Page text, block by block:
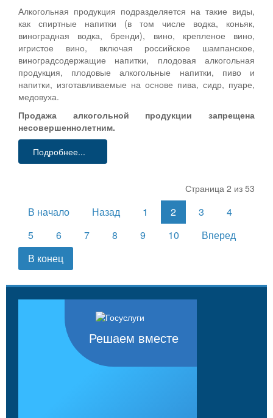
Алкогольная продукция подразделяется на такие виды,
как спиртные напитки (в том числе водка, коньяк,
виноградная водка, бренди), вино, крепленое вино,
игристое вино, включая российское шампанское,
виноградсодержащие напитки, плодовая алкогольная
продукция, плодовые алкогольные напитки, пиво и
напитки, изготавливаемые на основе пива, сидр, пуаре,
медовуха.
Продажа алкогольной продукции запрещена
несовершеннолетним.
Подробнее...
Страница 2 из 53
В начало Назад 1 2 3
4
5
6 7 8 9 10
Вперед
В конец
Решаем вместе